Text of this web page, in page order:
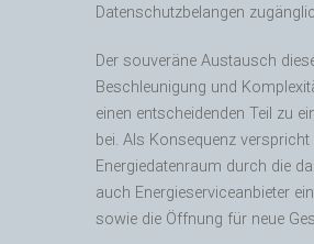
Datenschutzbelangen
Der souveräne Austausch
Beschleunigung und
einen entscheidenden Teil zu
bei. Als Konsequenz
Energiedatenraum durch die
auch Energieserviceanbieter
sowie die Öffnung für neue